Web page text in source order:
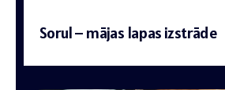
Sorul – mājas lapas izstrāde